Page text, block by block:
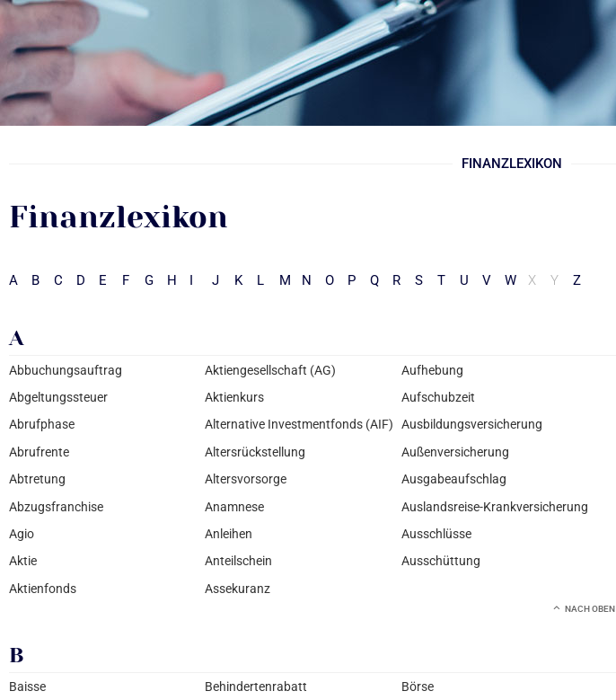
FINANZLEXIKON
Finanzlexikon
A B C D E F G H I J K L M N O P Q R S T U V W X Y Z
A
Abbuchungsauftrag
Abgeltungssteuer
Abrufphase
Abrufrente
Abtretung
Abzugsfranchise
Agio
Aktie
Aktienfonds
Aktiengesellschaft (AG)
Aktienkurs
Alternative Investmentfonds (AIF)
Altersrückstellung
Altersvorsorge
Anamnese
Anleihen
Anteilschein
Assekuranz
Aufhebung
Aufschubzeit
Ausbildungsversicherung
Außenversicherung
Ausgabeaufschlag
Auslandsreise-Krankversicherung
Ausschlüsse
Ausschüttung
NACH OBEN
B
Baisse
Behindertenrabatt
Börse